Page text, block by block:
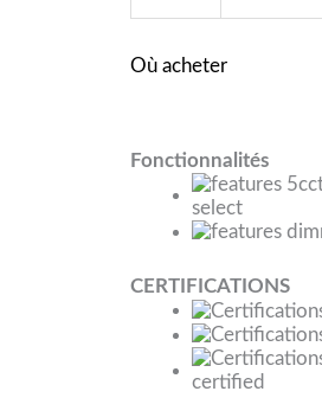
Où acheter
Fonctionnalités
CERTIFICATIONS